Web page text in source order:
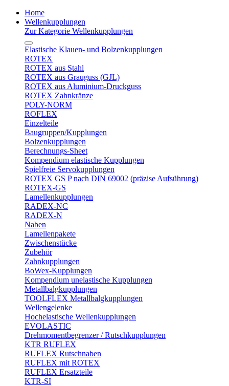
Home
Wellenkupplungen
Zur Kategorie Wellenkupplungen
Elastische Klauen- und Bolzenkupplungen
ROTEX
ROTEX aus Stahl
ROTEX aus Grauguss (GJL)
ROTEX aus Aluminium-Druckguss
ROTEX Zahnkränze
POLY-NORM
ROFLEX
Einzelteile
Baugruppen/Kupplungen
Bolzenkupplungen
Berechnungs-Sheet
Kompendium elastische Kupplungen
Spielfreie Servokupplungen
ROTEX GS P nach DIN 69002 (präzise Aufsührung)
ROTEX-GS
Lamellenkupplungen
RADEX-NC
RADEX-N
Naben
Lamellenpakete
Zwischenstücke
Zubehör
Zahnkupplungen
BoWex-Kupplungen
Kompendium unelastische Kupplungen
Metallbalgkupplungen
TOOLFLEX Metallbalgkupplungen
Wellengelenke
Hochelastische Wellenkupplungen
EVOLASTIC
Drehmomentbegrenzer / Rutschkupplungen
KTR RUFLEX
RUFLEX Rutschnaben
RUFLEX mit ROTEX
RUFLEX Ersatzteile
KTR-SI